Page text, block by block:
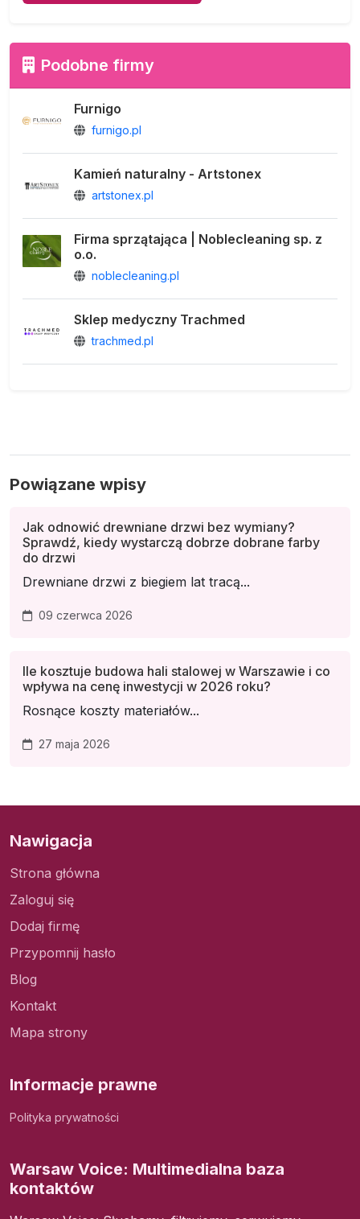
Podobne firmy
Furnigo
furnigo.pl
Kamień naturalny - Artstonex
artstonex.pl
Firma sprzątająca | Noblecleaning sp. z
o.o.
noblecleaning.pl
Sklep medyczny Trachmed
trachmed.pl
Powiązane wpisy
Jak odnowić drewniane drzwi bez wymiany?
Sprawdź, kiedy wystarczą dobrze dobrane farby
do drzwi
Drewniane drzwi z biegiem lat tracą...
09 czerwca 2026
Ile kosztuje budowa hali stalowej w Warszawie i co
wpływa na cenę inwestycji w 2026 roku?
Rosnące koszty materiałów...
27 maja 2026
Nawigacja
Strona główna
Zaloguj się
Dodaj firmę
Przypomnij hasło
Blog
Kontakt
Mapa strony
Informacje prawne
Polityka prywatności
Warsaw Voice: Multimedialna baza
kontaktów